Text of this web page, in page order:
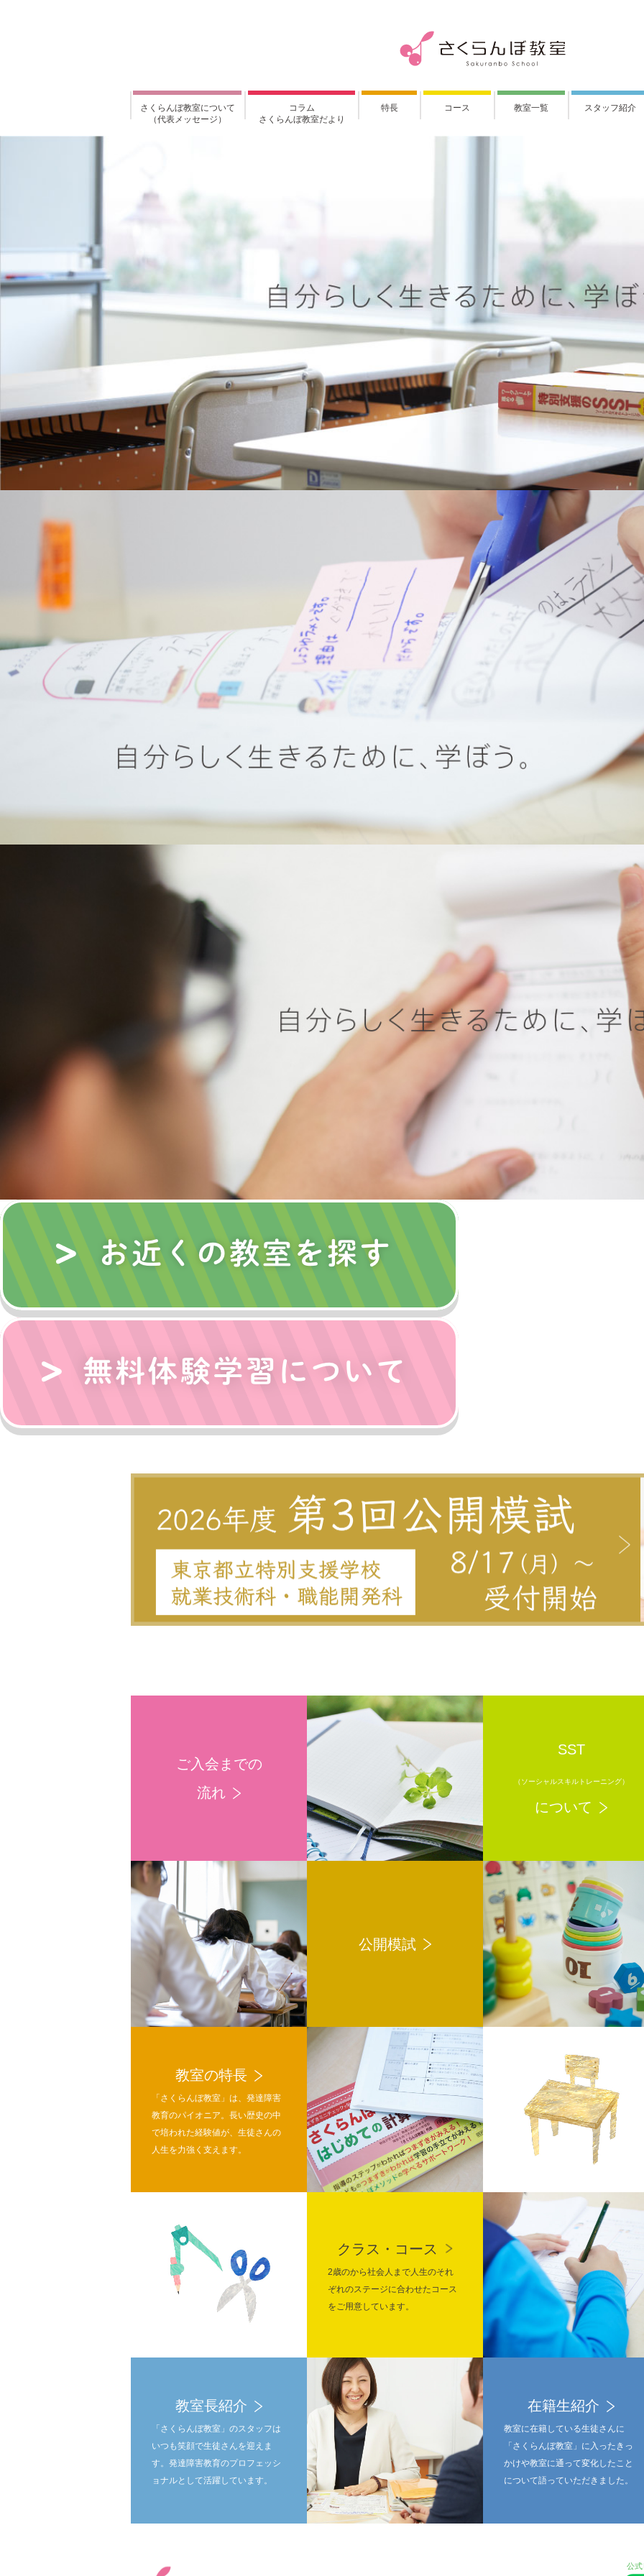
さくらんぼ教室について
（代表メッセージ）
コラム
さくらんぼ教室だより
特長 コース 教室一覧 スタッフ紹介
ご入会までの
流れ
SST
（ソーシャルスキルトレーニング）
について
公開模試
教室の特長
「さくらんぼ教室」は、発達障害
教育のパイオニア。長い歴史の中
で培われた経験値が、生徒さんの
人生を力強く支えます。
クラス・コース
2歳のから社会人まで人生のそれ
ぞれのステージに合わせたコース
をご用意しています。
教室長紹介
「さくらんぼ教室」のスタッフは
いつも笑顔で生徒さんを迎えま
す。発達障害教育のプロフェッシ
ョナルとして活躍しています。
在籍生紹介
教室に在籍している生徒さんに
「さくらんぼ教室」に入ったきっ
かけや教室に通って変化したこと
について語っていただきました。